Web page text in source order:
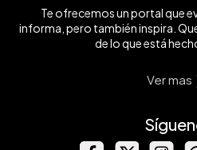
Te ofrecemos un portal que
informa, pero también inspira.
de lo que está
Ver mas